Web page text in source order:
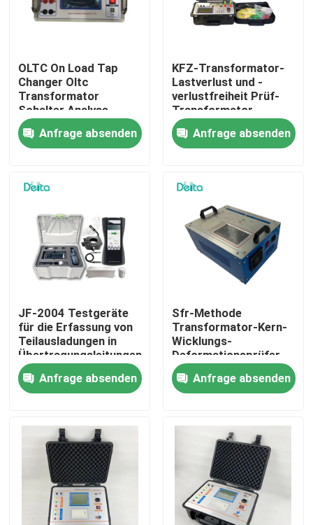
Zu Hause
Über uns
Qualitätskontrolle
Kontakt mit uns
Bitte um ein Angebot
Elektrisches Testgerät
Brandprüfgeräte
OLTC On Load Tap
Changer Oltc
Transformator
Schalter Analyse-
Instrument
Anfrage absenden
KFZ-Transformator-
Lastverlust und -
verlustfreiheit Prüf-
Transformator-
Prüfgerät
Anfrage absenden
JF-2004 Testgeräte
für die Erfassung von
Teilausladungen in
Übertragungsleitungen
Anfrage absenden
Sfr-Methode
Transformator-Kern-
Wicklungs-
Deformationsprüfer
SFRA
Anfrage absenden